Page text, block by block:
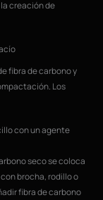
creación de
fibra de carbono y
Los
con un agente
seco se coloca
brocha, rodillo o
fibra de carbono